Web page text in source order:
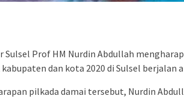
Sulsel Prof HM Nurdin Abdullah
dan kota 2020 di Sulsel berjalan
pilkada damai tersebut, Nurdin